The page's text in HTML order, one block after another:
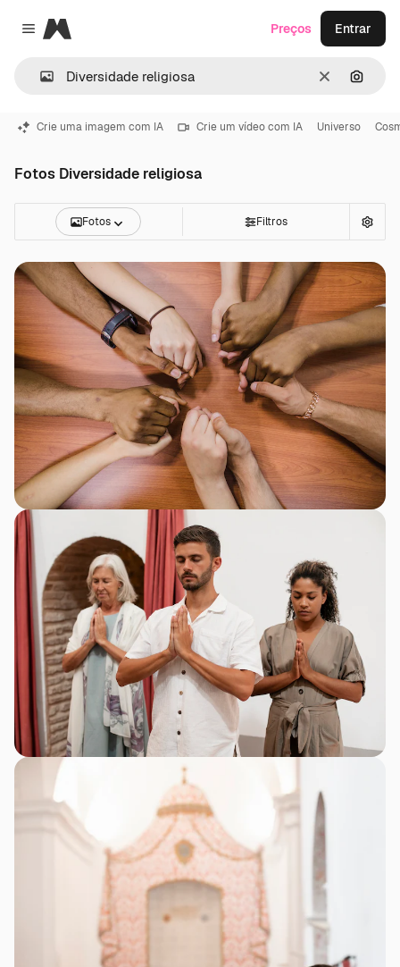
Close menu
Magnific
Limpar
Preços Entrar
Crie uma imagem com IA Crie um vídeo com IA Universo
Fotos Diversidade religiosa
Fotos Filtros